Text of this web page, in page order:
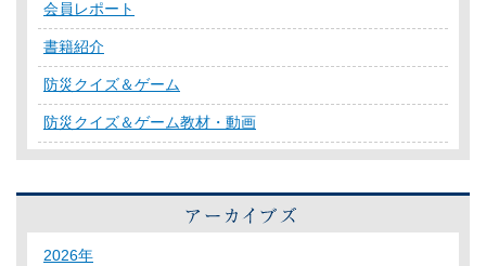
会員レポート
書籍紹介
防災クイズ＆ゲーム
防災クイズ＆ゲーム教材・動画
2026年